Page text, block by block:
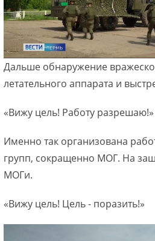
Дальше обнаружение
летательного аппарата и
«Вижу цель! Работу разрешаю!»
Именно так организована
групп, сокращенно МОГ. На
МОГи.
«Вижу цель! Цель - поразить!»